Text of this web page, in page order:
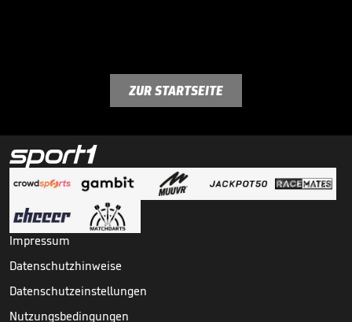
ZUR STARTSEITE
Impressum
Datenschutzhinweise
Datenschutzeinstellungen
Nutzungsbedingungen